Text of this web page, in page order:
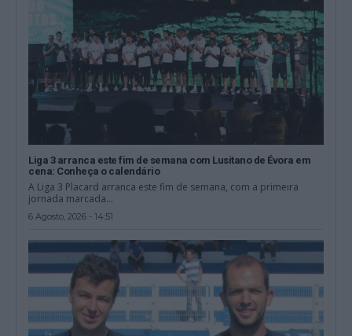
Liga 3 arranca este fim de semana com Lusitano de Évora em
cena: Conheça o calendário
A Liga 3 Placard arranca este fim de semana, com a primeira
jornada marcada...
6 Agosto, 2026 - 14:51